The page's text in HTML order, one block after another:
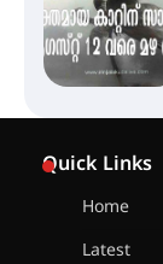
Quick Links
Home
Latest